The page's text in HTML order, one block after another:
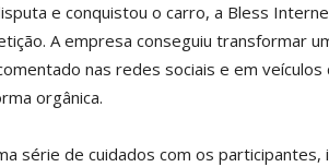
e conquistou o carro, a Bless
A empresa conseguiu transformar
nas redes sociais e em veículos
orgânica.
série de cuidados com os participantes,